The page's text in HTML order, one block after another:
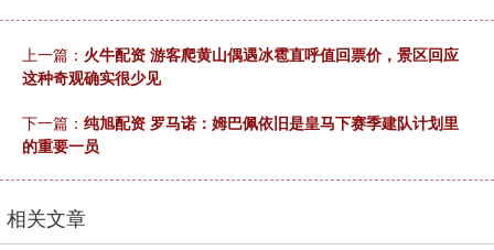
上一篇： 火牛配资 游客爬黄山偶遇冰雹直呼值回票价，景区回应
这种奇观确实很少见
下一篇： 纯旭配资 罗马诺：姆巴佩依旧是皇马下赛季建队计划里
的重要一员
相关文章